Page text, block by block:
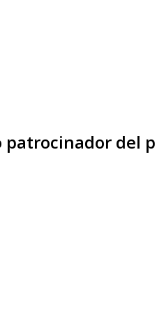
patrocinador del